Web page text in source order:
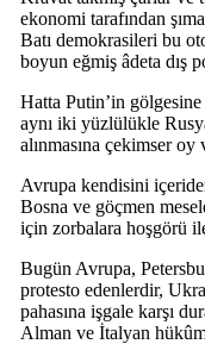
ekonomi tarafından
Batı demokrasileri bu
boyun eğmiş âdeta dış
Hatta Putin’in
aynı iki yüzlülükle
alınmasına çekimser oy
Avrupa kendisini
Bosna ve göçmen
için zorbalara hoşgörü
Bugün Avrupa,
protesto edenlerdir,
pahasına işgale karşı
Alman ve İtalyan